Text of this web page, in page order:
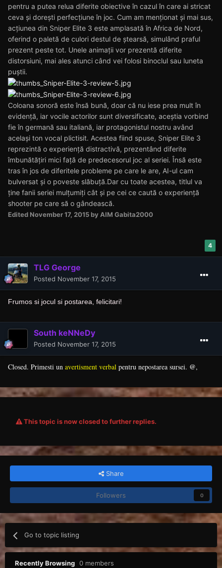
pentru a putea relua diferite obiective în cazul în care ai stricat
ceva și dorești perfecțiune în joc. Cum am menționat și mai sus,
acțiunea din Sniper Elite 3 este amplasată în Africa de Nord,
oferind o paletă de culori destul de ștearsă, simulând praful
prezent peste tot. Unele animații vor prezentă diferite
distorsiuni, mai ales atunci când vei folosi binoclul sau luneta
puștii.
Coloana sonoră este însă bună, doar că nu iese prea mult în
evidență, iar vocile actorilor sunt diversificate, aceștia vorbind
fie în germană sau italiană, iar protagonistul nostru având
același ton vocal plictisit. Acestea fiind spuse, Sniper Elite 3
reprezintă o experiență distractivă, prezentând diferite
îmbunătățiri mici față de predecesorul joc al seriei. Însă este
tras în jos de diferitele probleme pe care le are, AI-ul cam
bulversat și o poveste slăbuță.Dar cu toate acestea, titlul va
ține fanii seriei mulțumiți cât și pe cei ce caută o experiență
shooter pe care să o gândească.
Edited November 17, 2015 by AIM Gabita2000
4
TLG George
Posted November 17, 2015
Frumos si jocul si postarea, felicitari!
South keNNeDy
Posted November 17, 2015
Closed. Primesti un avertisment verbal pentru nepostarea sursei. @,
This topic is now closed to further replies.
Share
Followers 0
Go to topic listing
Recently Browsing 0 members